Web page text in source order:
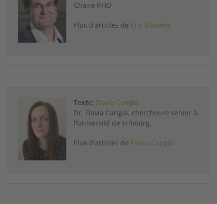
Chaire RHO
Plus d'articles de Eric Davoine
Texte: Flavia Cangià
Dr. Flavia Cangià, chercheure senior à
l'Université de Fribourg.
Plus d'articles de Flavia Cangià